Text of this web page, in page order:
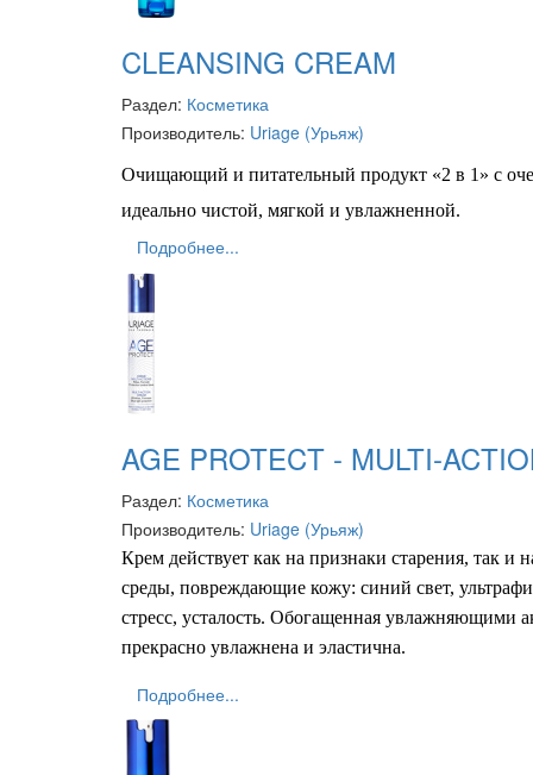
CLEANSING CREAM
Раздел: Косметика
Производитель: Uriage (Урьяж)
Очищающий и питательный продукт «2 в 1» с
идеально чистой, мягкой и увлажненной.
Подробнее...
AGE PROTECT - MULTI-
Раздел: Косметика
Производитель: Uriage (Урьяж)
Крем действует как на признаки старения, так и
среды, повреждающие кожу: синий свет,
стресс, усталость. Обогащенная увлажняющими
прекрасно увлажнена и эластична.
Подробнее...